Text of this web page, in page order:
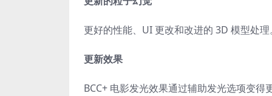
更好的性能、UI 更改和改进的 3D 模型处理。
更新效果
BCC+ 电影发光效果通过辅助发光选项变得更